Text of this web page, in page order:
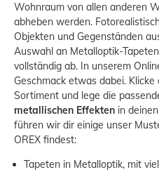
Wohnraum von allen anderen
abheben werden.
Objekten und Gegenständen
Auswahl an Metalloptik-
vollständig ab. In unserem
Geschmack etwas dabei.
Sortiment und lege die
metallischen Effekten in
führen wir dir einige unser
OREX findest:
Tapeten in Metalloptik, mit